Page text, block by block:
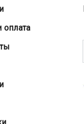
оплата